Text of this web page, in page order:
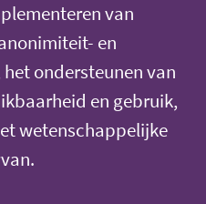
van
en
ondersteunen van
en gebruik,
wetenschappelijke